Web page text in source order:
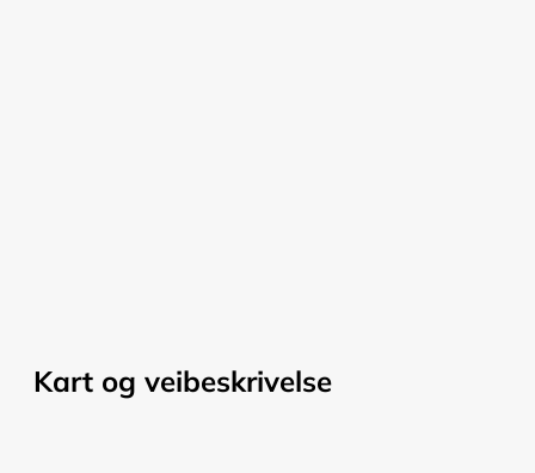
Kart og veibeskrivelse